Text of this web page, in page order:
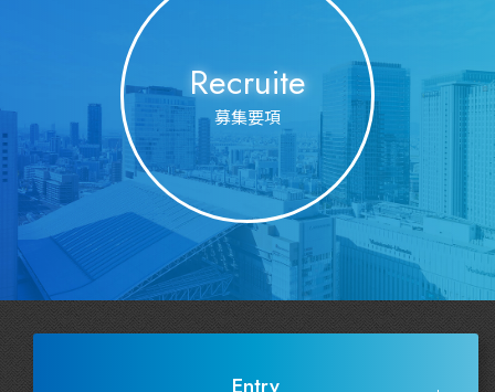
Recruite
募集要項
Entry